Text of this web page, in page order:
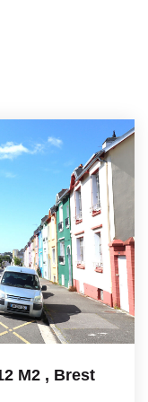
M2 , Brest